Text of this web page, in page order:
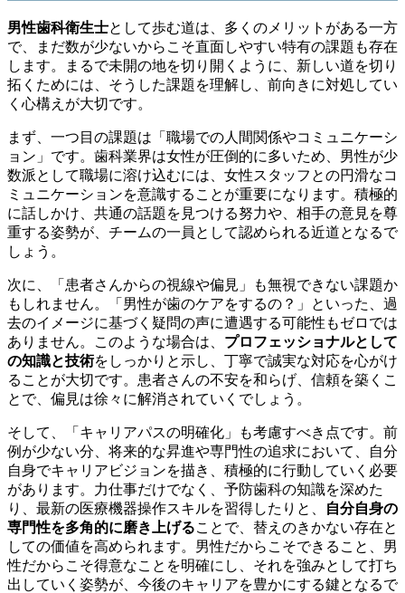
男性歯科衛生士として歩む道は、多くのメリットがある一方
で、まだ数が少ないからこそ直面しやすい特有の課題も存在
します。まるで未開の地を切り開くように、新しい道を切り
拓くためには、そうした課題を理解し、前向きに対処してい
く心構えが大切です。
まず、一つ目の課題は「職場での人間関係やコミュニケーシ
ョン」です。歯科業界は女性が圧倒的に多いため、男性が少
数派として職場に溶け込むには、女性スタッフとの円滑なコ
ミュニケーションを意識することが重要になります。積極的
に話しかけ、共通の話題を見つける努力や、相手の意見を尊
重する姿勢が、チームの一員として認められる近道となるで
しょう。
次に、「患者さんからの視線や偏見」も無視できない課題か
もしれません。「男性が歯のケアをするの？」といった、過
去のイメージに基づく疑問の声に遭遇する可能性もゼロでは
ありません。このような場合は、 プロフェッショナルとして
の知識と技術をしっかりと示し、丁寧で誠実な対応を心がけ
ることが大切です。患者さんの不安を和らげ、信頼を築くこ
とで、偏見は徐々に解消されていくでしょう。
そして、「キャリアパスの明確化」も考慮すべき点です。前
例が少ない分、将来的な昇進や専門性の追求において、自分
自身でキャリアビジョンを描き、積極的に行動していく必要
があります。力仕事だけでなく、予防歯科の知識を深めた
り、最新の医療機器操作スキルを習得したりと、
自分自身の
専門性を多角的に磨き上げることで、替えのきかない存在と
しての価値を高められます。男性だからこそできること、男
性だからこそ得意なことを明確にし、それを強みとして打ち
出していく姿勢が、今後のキャリアを豊かにする鍵となるで